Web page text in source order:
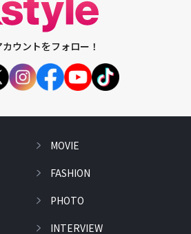
ウントをフォロー！
MOVIE
FASHION
PHOTO
INTERVIEW